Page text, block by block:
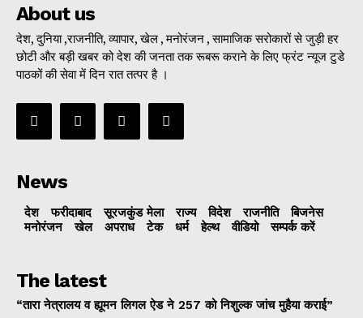
About us
देश, दुनिया ,राजनीति, व्यापार, खेल , मनोरंजन , सामाजिक सरोकारों से जुड़ी हर
छोटी और बड़ी खबर को देश की जनता तक रूबरू कराने के लिए फ्रंट न्यूज टुडे
पाठकों की सेवा में दिन रात तत्पर है ।
News
देश फरीदाबाद सूरजकुंड मेला राज्‍य विदेश राजनीति
बिजनेस
मनोरंजन
खेल अपराध टेक धर्म हेल्थ वीडियो सम्पर्क करें
The latest
“तारा नेत्रालय व ह्यूमन लिगल ऐड ने 257 को निशुल्क जांच मुहैया कराई”